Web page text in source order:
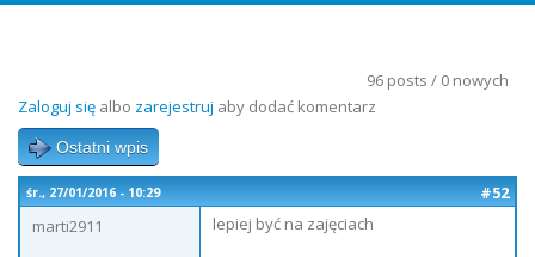
96 posts / 0 nowych
Zaloguj się albo zarejestruj aby dodać komentarz
Ostatni wpis
śr., 27/01/2016 - 10:29
#52
marti2911
lepiej być na zajęciach